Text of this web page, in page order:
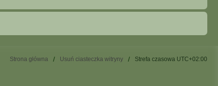
Strona główna Usuń ciasteczka witryny Strefa czasowa UTC+02:00